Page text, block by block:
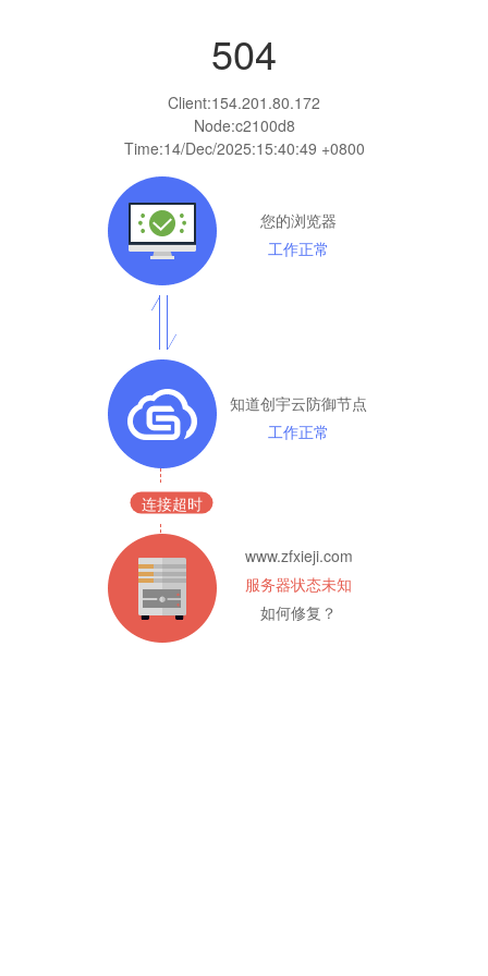
504
Client:154.201.80.172
Node:c2100d8
Time:14/Dec/2025:15:40:49 +0800
您的浏览器
工作正常
知道创宇云防御节点
工作正常
连接超时
www.zfxieji.com
服务器状态未知
如何修复？